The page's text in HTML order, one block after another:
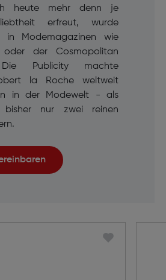
heute mehr denn je
erfreut, wurde
in Modemagazinen wie
der Cosmopolitan
Publicity machte
la Roche weltweit
in der Modewelt - als
nur zwei reinen